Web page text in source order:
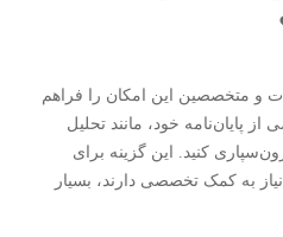
و متخصصین این امکان را فراهم
پایان‌نامه خود، مانند تحلیل
کنید. این گزینه برای
به کمک تخصصی دارند، بسیار